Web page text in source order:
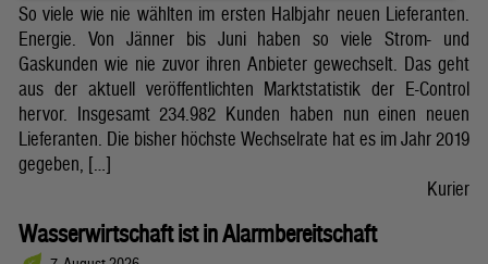
So viele wie nie wählten im ersten Halbjahr neuen Lieferanten.
Energie. Von Jänner bis Juni haben so viele Strom- und
Gaskunden wie nie zuvor ihren Anbieter gewechselt. Das geht
aus der aktuell veröffentlichten Marktstatistik der E-Control
hervor. Insgesamt 234.982 Kunden haben nun einen neuen
Lieferanten. Die bisher höchste Wechselrate hat es im Jahr 2019
gegeben, […]
Kurier
Wasserwirtschaft ist in Alarmbereitschaft